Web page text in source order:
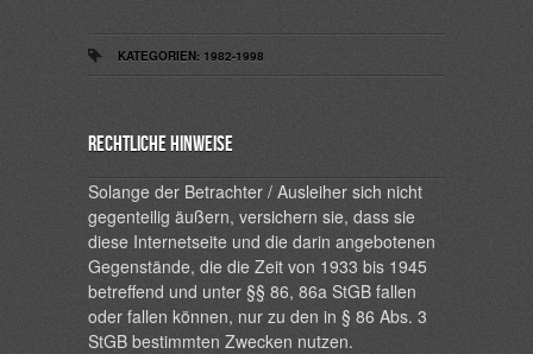
KATEGORIEN: 1982-1998
Rechtliche Hinweise
Solange der Betrachter / Ausleiher sich nicht
gegenteilig äußern, versichern sie, dass sie
diese Internetseite und die darin angebotenen
Gegenstände, die die Zeit von 1933 bis 1945
betreffend und unter §§ 86, 86a StGB fallen
oder fallen können, nur zu den in § 86 Abs. 3
StGB bestimmten Zwecken nutzen.